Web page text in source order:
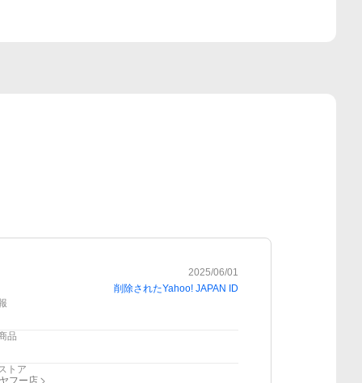
2025/06/01
削除されたYahoo! JAPAN ID
品
トア
フー店